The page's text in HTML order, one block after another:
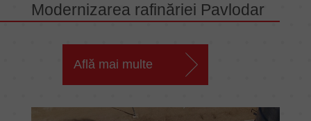
Modernizarea rafinăriei Pavlodar
Află mai multe